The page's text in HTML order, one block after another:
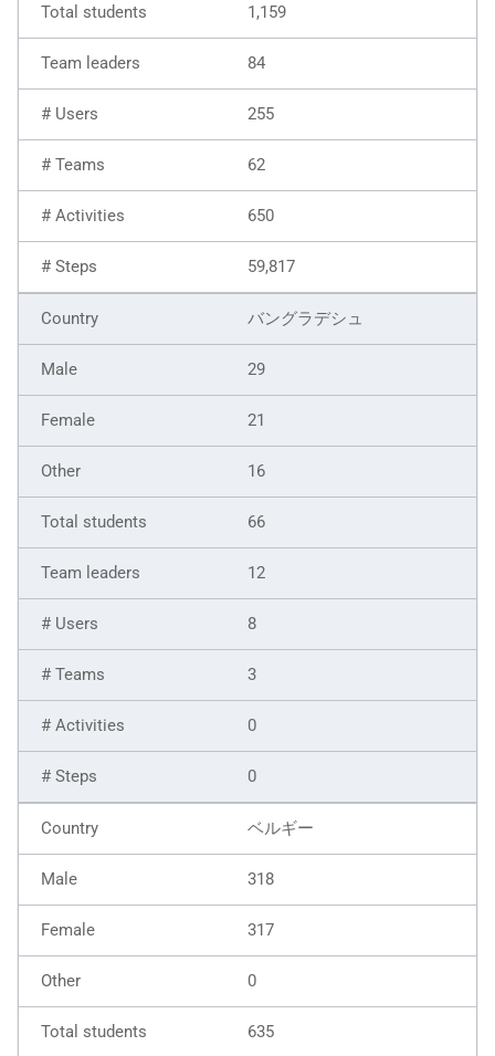
1,159
84
255
62
650
59,817
バングラデシュ
29
21
16
66
12
8
3
0
0
ベルギー
318
317
0
635